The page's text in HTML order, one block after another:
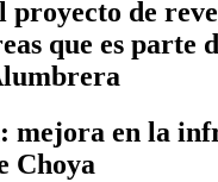
proyecto de
que es parte
mejora en la
Choya